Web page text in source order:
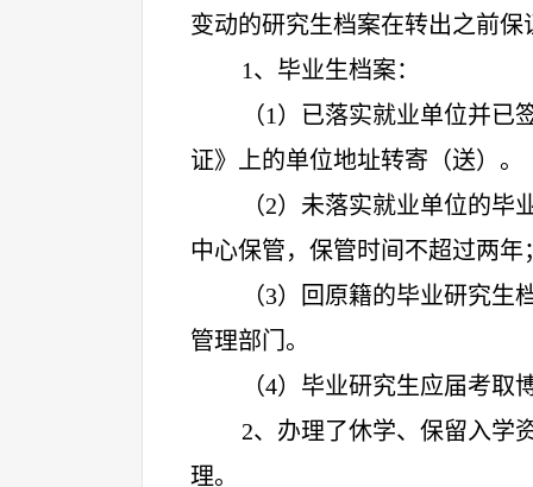
变动的研究生档案在转出之前
1、毕业生档案：
（1）已落实就业单位并已
证》上的单位地址转寄（送）。
（2）未落实就业单位的毕
中心保管，保管时间不超过两年
（3）回原籍的毕业研究生
管理部门。
（4）毕业研究生应届考取
2、办理了休学、保留入学
理。